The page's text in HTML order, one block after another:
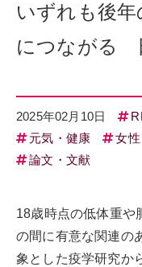
いずれも後
につながる
2025年02月10日
元気・健康
女性
論文・文献
18歳時点の低体重や
の間に有意な関連の
象とした疫学研究か